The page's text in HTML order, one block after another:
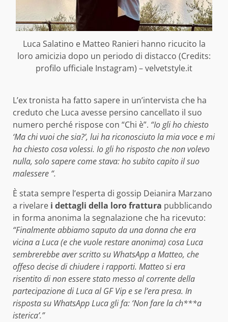
Luca Salatino e Matteo Ranieri hanno ricucito la
loro amicizia dopo un periodo di distacco (Credits:
profilo ufficiale Instagram) – velvetstyle.it
L’ex tronista ha fatto sapere in un’intervista che ha
creduto che Luca avesse persino cancellato il suo
numero perché rispose con “Chi è”. “Io gli ho chiesto
‘Ma chi vuoi che sia?’, lui ha riconosciuto la mia voce e mi
ha chiesto cosa volessi. Io gli ho risposto che non volevo
nulla, solo sapere come stava: ho subito capito il suo
malessere “.
È stata sempre l’esperta di gossip Deianira Marzano
a rivelare i dettagli della loro frattura pubblicando
in forma anonima la segnalazione che ha ricevuto:
“Finalmente abbiamo saputo da una donna che era
vicina a Luca (e che vuole restare anonima) cosa Luca
sembrerebbe aver scritto su WhatsApp a Matteo, che
offeso decise di chiudere i rapporti. Matteo si era
risentito di non essere stato messo al corrente della
partecipazione di Luca al GF Vip e se l’era presa. In
risposta su WhatsApp Luca gli fa: ‘Non fare la ch***a
isterica’.”